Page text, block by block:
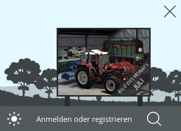
BILD DES MONATS
JULI
Anmelden oder registrieren